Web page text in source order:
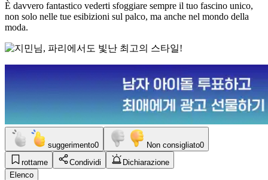
È davvero fantastico vederti sfoggiare sempre il tuo fascino unico,
non solo nelle tue esibizioni sul palco, ma anche nel mondo della
moda.
suggerimento0 Non consigliato0
rottame
Condividi
Dichiarazione
Elenco